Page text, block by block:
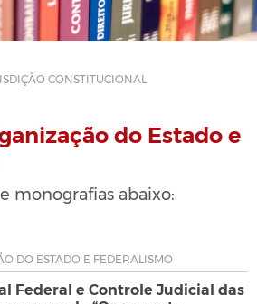
CONSTITUCIONAL
do Estado e
monografias abaixo:
DO ESTADO E FEDERALISMO
Federal e Controle Judicial das